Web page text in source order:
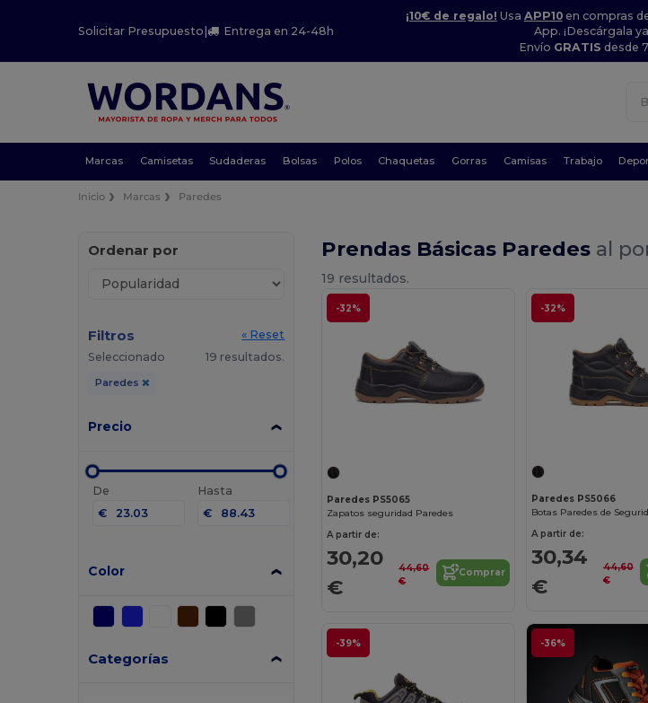
Solicitar Presupuesto | Entrega en 24-48h
¡10€ de regalo! Usa APP10en compras
App. ¡Descárgala
Envío GRATIS desde
Marcas Camisetas Sudaderas Bolsas Polos Chaquetas Gorras Camisas Trabajo
Inicio Marcas Paredes
Ordenar por
Filtros
« Reset
Seleccionado
19 resultados.
Paredes
Precio
De
€
Hasta
€
Color
Categorías
Prendas Básicas Paredes al
19 resultados.
-32%
Paredes PS5065
Zapatos seguridad Paredes
A partir de:
30,20
€
44,60
€
Comprar
-32%
Paredes PS5066
Botas Paredes de
A partir de:
30,34
€
44,60
€
-39% -36%